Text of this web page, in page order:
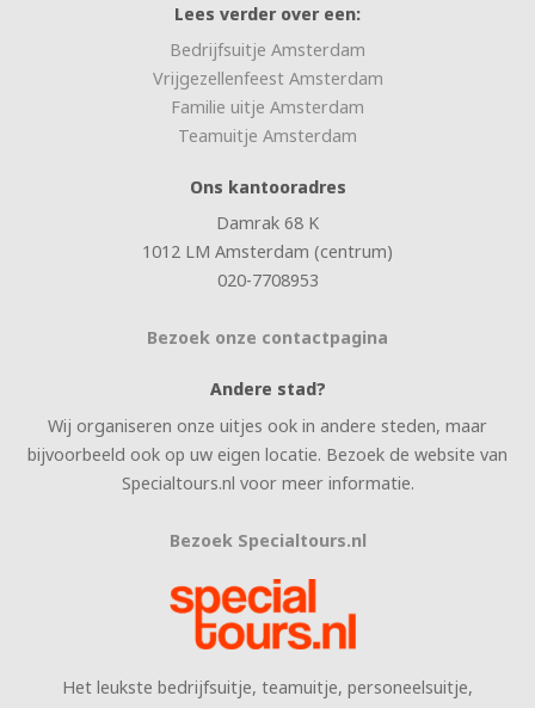
Lees verder over een:
Bedrijfsuitje Amsterdam
Vrijgezellenfeest Amsterdam
Familie uitje Amsterdam
Teamuitje Amsterdam
Ons kantooradres
Damrak 68 K
1012 LM Amsterdam (centrum)
020-7708953
Bezoek onze contactpagina
Andere stad?
Wij organiseren onze uitjes ook in andere steden, maar
bijvoorbeeld ook op uw eigen locatie. Bezoek de website van
Specialtours.nl voor meer informatie.
Bezoek Specialtours.nl
Het leukste bedrijfsuitje, teamuitje, personeelsuitje,